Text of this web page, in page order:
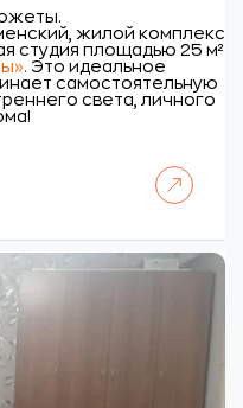
жилой комплекс
студия площадью 25 м²
. Это идеальное
самостоятельную
света, личного